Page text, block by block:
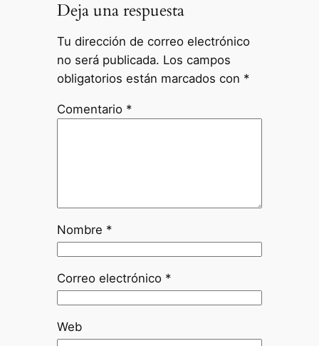
Deja una respuesta
Tu dirección de correo electrónico
no será publicada. Los campos
obligatorios están marcados con *
Comentario *
Nombre *
Correo electrónico *
Web